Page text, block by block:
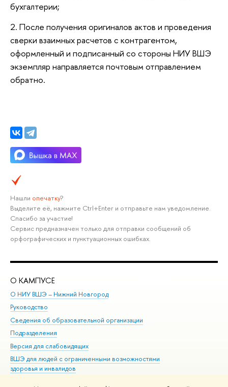
бухгалтерии;
2. После получения оригиналов актов и проведения
сверки взаимных расчетов с контрагентом,
оформленный и подписанный со стороны НИУ ВШЭ
экземпляр направляется почтовым отправлением
обратно.
Нашли опечатку?
Выделите её, нажмите Ctrl+Enter и отправьте нам уведомление.
Спасибо за участие!
Сервис предназначен только для отправки сообщений об
орфографических и пунктуационных ошибках.
О КАМПУСЕ
О НИУ ВШЭ – Нижний Новгород
Руководство
Сведения об образовательной организации
Подразделения
Версия для слабовидящих
ВШЭ для людей с ограниченными возможностями
здоровья и инвалидов